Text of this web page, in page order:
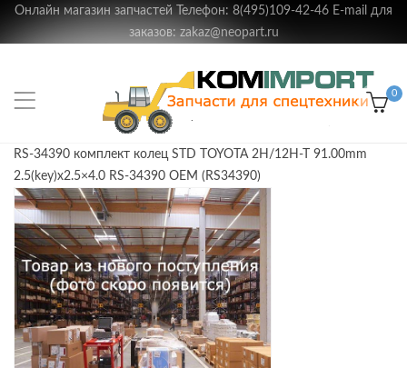
Онлайн магазин запчастей Телефон: 8(495)109-42-46 E-mail для
заказов: zakaz@neopart.ru
0
RS-34390 комплект колец STD TOYOTA 2H/12H-T 91.00mm
2.5(key)x2.5×4.0 RS-34390 OEM (RS34390)